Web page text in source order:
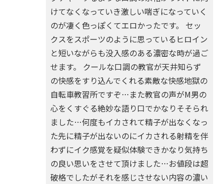
けてなくなっていき激しい喘ぎになっていく
のが凄く色っぽくてエロかったです。 セッ
クスをスポーツのように思っているヒロイン
と短いながらも没入感のある濃密な時が過ご
せます。 クールな口調の教官が天井知らず
の快感をすり込んでくれる素敵な快感地獄の
自転車教習所ですぞ…また教官の声がM男の
心をくすぐる絶妙な語り口でかなりそそられ
ました…何度もイカされて精子が出なくなっ
た先に精子が出ないのにイカされる射精を伴
わずにイク感覚を疑似体験できかなり気持ち
の良い思いをさせて頂けました…お値段は超
破格でしたがそれを感じさせない内容の濃い